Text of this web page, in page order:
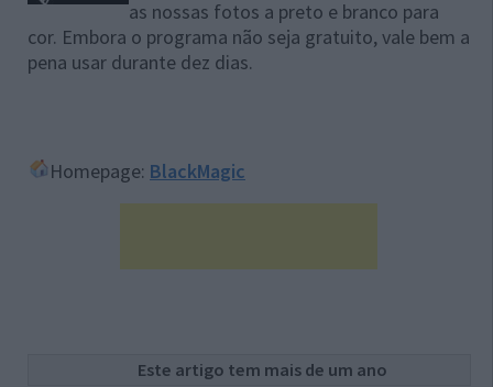
as nossas fotos a preto e branco para
cor. Embora o programa não seja gratuito, vale bem a
pena usar durante dez dias.
Homepage: BlackMagic
Este artigo tem mais de um ano